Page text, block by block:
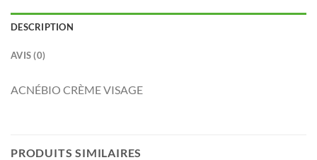
DESCRIPTION
AVIS (0)
ACNÉBIO CRÈME VISAGE
PRODUITS SIMILAIRES